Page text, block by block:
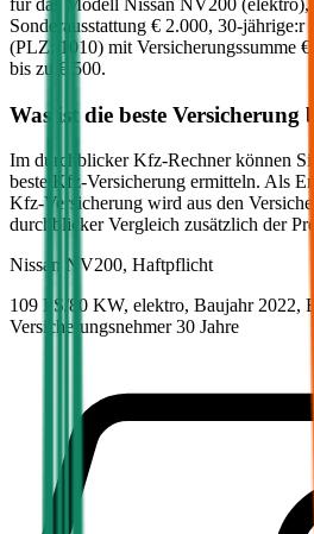
Sonderausstattung € 2.000, 30-jährige:r
(PLZ:
1010) mit Versicherungssumme €
bis zu
€ 500.
Was ist die beste Versicherung
Im durchblicker Kfz-Rechner können
beste Kfz-Versicherung ermitteln. Als
Kfz-Versicherung wird aus den
durchblicker Vergleich zusätzlich der
Nissan NV200, Haftpflicht
109 PS/80 KW, elektro, Baujahr 2022,
Versicherungsnehmer 30 Jahre